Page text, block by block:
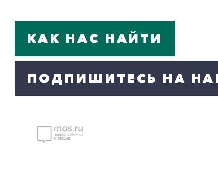
КАК НАС НАЙТИ
ПОДПИШИТЕСЬ НА